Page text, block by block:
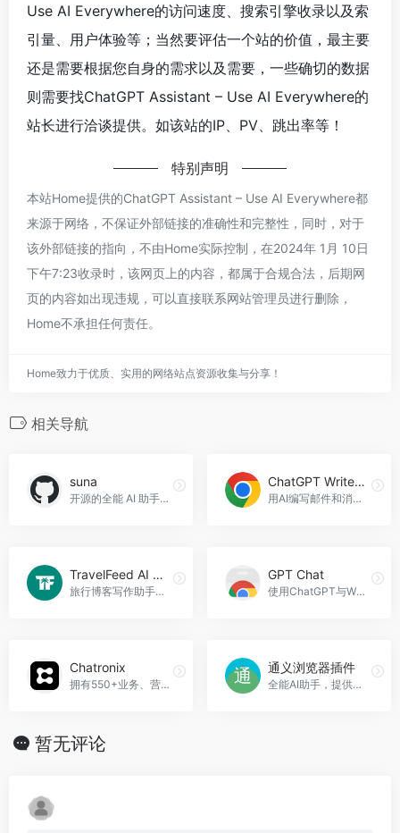
Use AI Everywhere的访问速度、搜索引擎收录以及索
引量、用户体验等；当然要评估一个站的价值，最主要
还是需要根据您自身的需求以及需要，一些确切的数据
则需要找ChatGPT Assistant – Use AI Everywhere的
站长进行洽谈提供。如该站的IP、PV、跳出率等！
特别声明
本站Home提供的ChatGPT Assistant – Use AI Everywhere都
来源于网络，不保证外部链接的准确性和完整性，同时，对于
该外部链接的指向，不由Home实际控制，在2024年 1月 10日
下午7:23收录时，该网页上的内容，都属于合规合法，后期网
页的内容如出现违规，可以直接联系网站管理员进行删除，
Home不承担任何责任。
Home致力于优质、实用的网络站点资源收集与分享！
相关导航
suna
开源的全能 AI 助手，帮助完成各种任务。
ChatGPT Writer – Write mail, messages with AI
用AI编写邮件和消息，ChatGPT Writer - Write mail， messages with AI官网入口网址
TravelFeed AI Blogger
旅行博客写作助手，TravelFeed AI Blogger官网入口网址
GPT Chat
使用ChatGPT与WhatsApp聊天，GPT Chat官网入口网址
Chatronix
拥有550+业务、营销和教育类AI提示词，集成多模型的AI助手
通义浏览器插件
全能AI助手，提供语音识别、字幕翻译、文档速读等功能
暂无评论